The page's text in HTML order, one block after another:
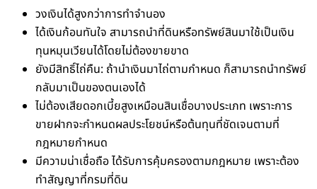
วงเงินได้สูงกว่าการทำจำนอง
ได้เงินก้อนทันใจ สามารถนำที่ดินหรือทรัพย์สินมาใช้เป็นเงิน
ทุนหมุนเวียนได้โดยไม่ต้องขายขาด
ยังมีสิทธิ์ไถ่คืน: ถ้านำเงินมาไถ่ตามกำหนด ก็สามารถนำทรัพย์
กลับมาเป็นของตนเองได้
ไม่ต้องเสียดอกเบี้ยสูงเหมือนสินเชื่อบางประเภท เพราะการ
ขายฝากจะกำหนดผลประโยชน์หรือต้นทุนที่ชัดเจนตามที่
กฎหมายกำหนด
มีความน่าเชื่อถือ ได้รับการคุ้มครองตามกฎหมาย เพราะต้อง
ทำสัญญาที่กรมที่ดิน